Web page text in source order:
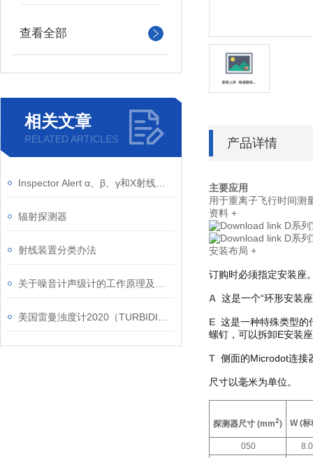
查看全部
相关文章
RELATED ARTICLES
辐射探测器
射线装置分类办法
产品详情
主要应用
用于重离子飞行时间测
资料 +
D系
D系
安装布局 +
订购时必须指定安装座
A 这是一个“环形安装
E 这是一种特殊类型的
螺钉，可以拆卸E安装
T 侧面的Microdot连接
尺寸以毫米为单位。
探测器尺寸 (mm2) W (标
050
8.0